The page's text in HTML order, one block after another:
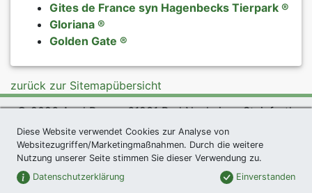
Gites de France syn Hagenbecks Tierpark ®
Gloriana ®
Golden Gate ®
zurück zur Sitemapübersicht
© 2026 Agel Rosen, 61231 Bad Nauheim - Steinfurth
exklusives Präsent *|Agel Rosen Wiki
Datenschutzerklärung|Impressum|Links|Sitemap
Newsletter
Diese Website verwendet Cookies zur Analyse von
Websitezugriffen/Marketingmaßnahmen. Durch die weitere
Nutzung unserer Seite stimmen Sie dieser Verwendung zu.
Datenschutzerklärung
Einverstanden